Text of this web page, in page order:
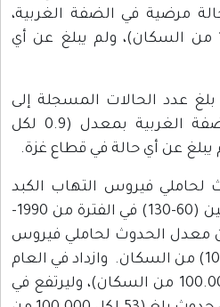
المسجلة (27) حالة مرضية في الضفة الغربية،
بمعدل( 1.1 لكل 100.000 من السكان)، ولم يبلغ عن أي
بينما سجل في عام 2011 بلغ عدد الحالات المسجلة إلى
(23) حالة مرضية في الضفة الغربية بمعدل (0.9 لكل
لحاملي فيروس التهاب الكبد
الوبائي (B) لكل 100.000 بين (60-130) في الفترة من 1990-
وفي العام 2002 كان معدل الحدوث لحاملي فيروس
الكبد (B) (37.9 لكل 100.000) من السكان. وازداد في العام
2003 ليصل (43.4 لكل 100.000 من السكان)، وليرتفع في